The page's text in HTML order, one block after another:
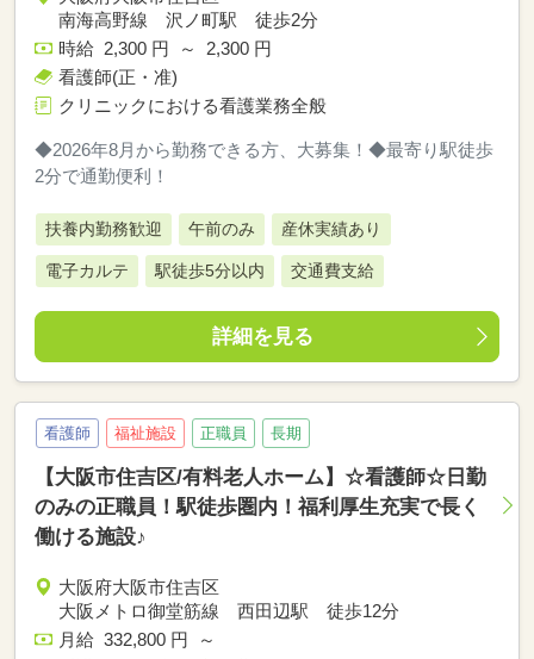
南海高野線 沢ノ町駅 徒歩2分
時給 2,300 円 ～ 2,300 円
看護師(正・准)
クリニックにおける看護業務全般
◆2026年8月から勤務できる方、大募集！◆最寄り駅徒歩
2分で通勤便利！
扶養内勤務歓迎 午前のみ 産休実績あり
電子カルテ 駅徒歩5分以内 交通費支給
詳細を見る
看護師 福祉施設 正職員 長期
【大阪市住吉区/有料老人ホーム】☆看護師☆日勤
のみの正職員！駅徒歩圏内！福利厚生充実で長く
働ける施設♪
大阪府大阪市住吉区
大阪メトロ御堂筋線 西田辺駅 徒歩12分
月給 332,800 円 ～